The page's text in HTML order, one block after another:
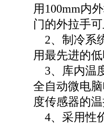
用100mm内
门的外拉手
2、制冷系
用最先进的
3、库内温
全自动微电
度传感器的
4、采用性